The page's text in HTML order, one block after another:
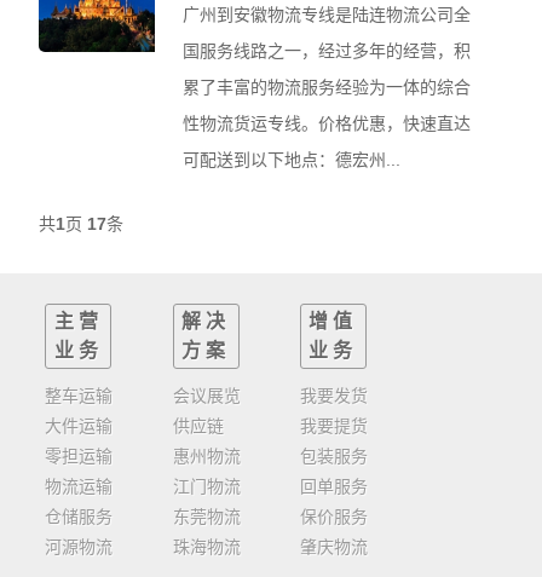
广州到安徽物流专线是陆连物流公司全
国服务线路之一，经过多年的经营，积
累了丰富的物流服务经验为一体的综合
性物流货运专线。价格优惠，快速直达
可配送到以下地点：德宏州...
共1页 17条
主营
业务
整车运输
大件运输
零担运输
物流运输
仓储服务
河源物流
解决
方案
会议展览
供应链
惠州物流
江门物流
东莞物流
珠海物流
增值
业务
我要发货
我要提货
包装服务
回单服务
保价服务
肇庆物流